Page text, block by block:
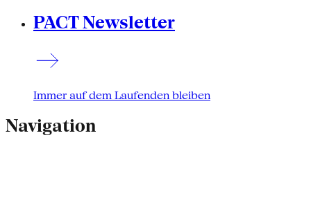
PACT Newsletter
Immer auf dem Laufenden bleiben
Navigation